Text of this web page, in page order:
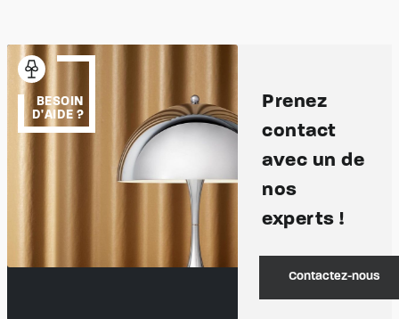
BESOIN
D'AIDE ?
Prenez
contact
avec un de
nos
experts !
Contactez-nous